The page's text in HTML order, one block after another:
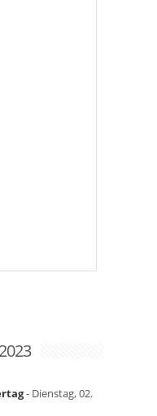
- Dienstag, 02.